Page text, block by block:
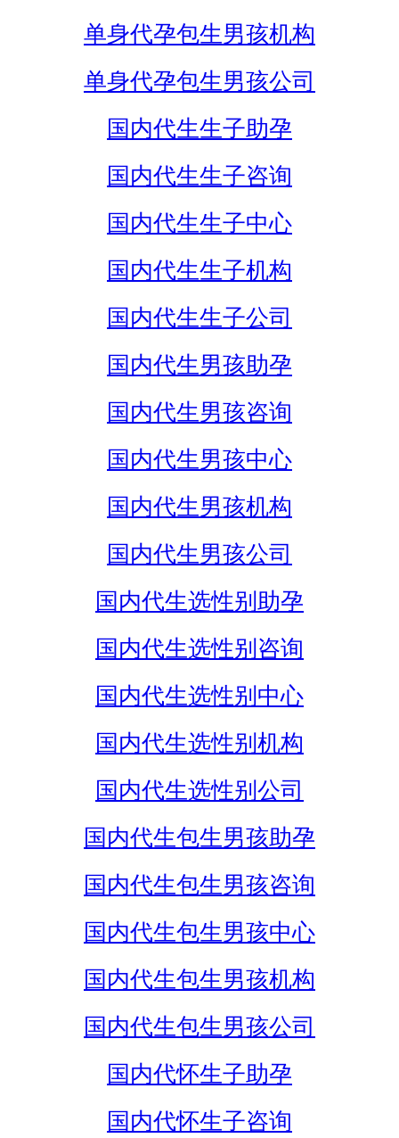
单身代孕包生男孩机构
单身代孕包生男孩公司
国内代生生子助孕
国内代生生子咨询
国内代生生子中心
国内代生生子机构
国内代生生子公司
国内代生男孩助孕
国内代生男孩咨询
国内代生男孩中心
国内代生男孩机构
国内代生男孩公司
国内代生选性别助孕
国内代生选性别咨询
国内代生选性别中心
国内代生选性别机构
国内代生选性别公司
国内代生包生男孩助孕
国内代生包生男孩咨询
国内代生包生男孩中心
国内代生包生男孩机构
国内代生包生男孩公司
国内代怀生子助孕
国内代怀生子咨询